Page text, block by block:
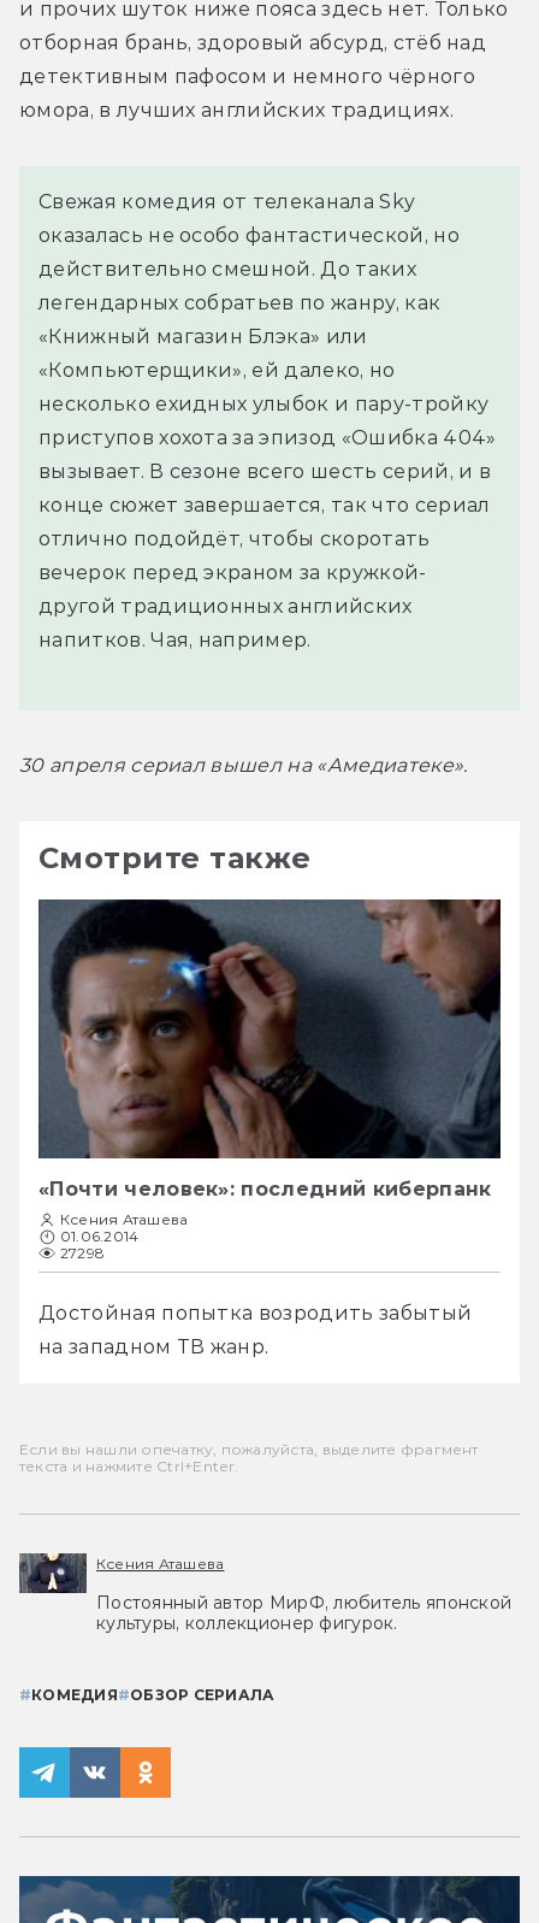
и прочих шуток ниже пояса здесь нет. Только
отборная брань, здоровый абсурд, стёб над
детективным пафосом и немного чёрного
юмора, в лучших английских традициях.
Свежая комедия от телеканала Sky
оказалась не особо фантастической, но
действительно смешной. До таких
легендарных собратьев по жанру, как
«Книжный магазин Блэка» или
«Компьютерщики», ей далеко, но
несколько ехидных улыбок и пару-тройку
приступов хохота за эпизод «Ошибка 404»
вызывает. В сезоне всего шесть серий, и в
конце сюжет завершается, так что сериал
отлично подойдёт, чтобы скоротать
вечерок перед экраном за кружкой-
другой традиционных английских
напитков. Чая, например.
30 апреля сериал вышел на «Амедиатеке».
Смотрите также
«Почти человек»: последний киберпанк
Ксения Аташева
01.06.2014
27298
Достойная попытка возродить забытый
на западном ТВ жанр.
Если вы нашли опечатку, пожалуйста, выделите фрагмент
текста и нажмите Ctrl+Enter.
Ксения Аташева
Постоянный автор МирФ, любитель японской
культуры, коллекционер фигурок.
#КОМЕДИЯ#ОБЗОР СЕРИАЛА